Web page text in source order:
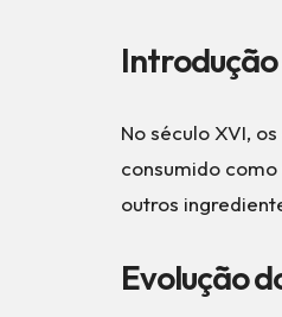
No século XVI,
consumido
outros
Evolução